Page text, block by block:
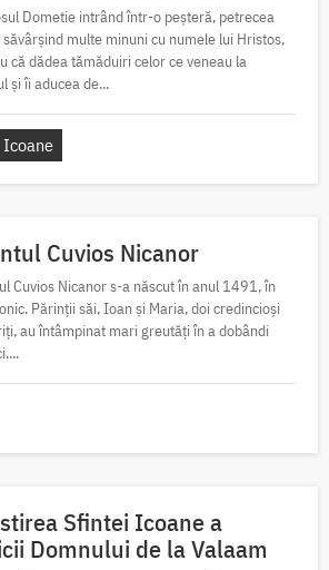
Dometie intrând într-o peșteră, petrecea
săvârșind multe minuni cu numele lui Hristos,
că dădea tămăduiri celor ce veneau la
și îi aducea de...
Icoane
Cuvios Nicanor
Cuvios Nicanor s-a născut în anul 1491, în
Părinții săi, Ioan și Maria, doi credincioși
au întâmpinat mari greutăți în a dobândi
Sfintei Icoane a
Domnului de la Valaam